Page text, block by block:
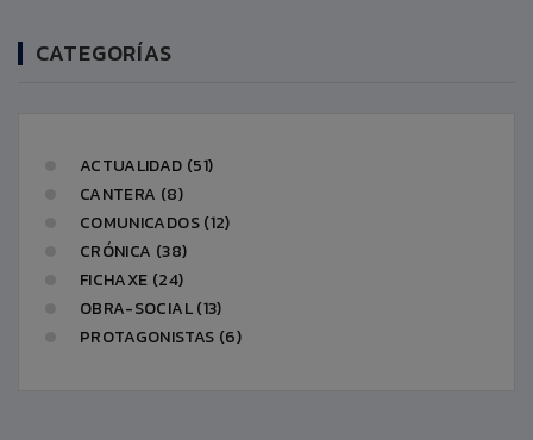
CATEGORÍAS
ACTUALIDAD (51)
CANTERA (8)
COMUNICADOS (12)
CRÓNICA (38)
FICHAXE (24)
OBRA-SOCIAL (13)
PROTAGONISTAS (6)